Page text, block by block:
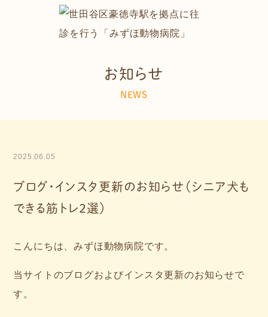
お知らせ
NEWS
2025.06.05
ブログ・インスタ更新のお知らせ（シニア犬も
できる筋トレ2選）
こんにちは、みずほ動物病院です。
当サイトのブログおよびインスタ更新のお知らせで
す。